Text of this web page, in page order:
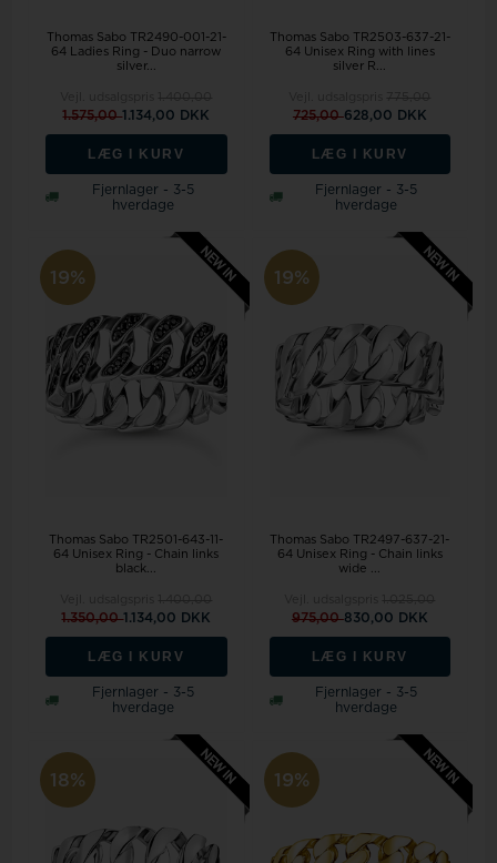
Thomas Sabo TR2490-001-21-
64 Ladies Ring - Duo narrow
silver...
1.575,001.134,00 DKK
LÆG I KURV
Fjernlager - 3-5
hverdage
Thomas Sabo TR2503-637-21-
64 Unisex Ring with lines
silver R...
725,00628,00 DKK
LÆG I KURV
Fjernlager - 3-5
hverdage
19%
Thomas Sabo TR2501-643-11-
64 Unisex Ring - Chain links
black...
1.350,001.134,00 DKK
LÆG I KURV
Fjernlager - 3-5
hverdage
19%
Thomas Sabo TR2497-637-21-
64 Unisex Ring - Chain links
wide ...
975,00830,00 DKK
LÆG I KURV
Fjernlager - 3-5
hverdage
18% 19%